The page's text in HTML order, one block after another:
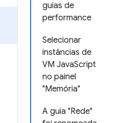
guias de
performance
Selecionar
instâncias de
VM JavaScript
no painel
"Memória"
A guia "Rede"